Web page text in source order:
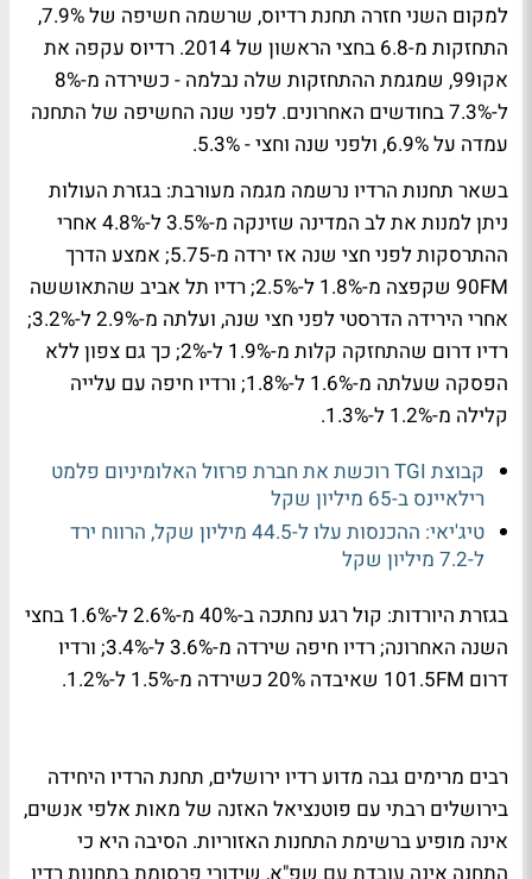
למקום השני חזרה תחנת רדיוס
, שרשמה חשיפה של 7.9%,
התחזקות מ-6.8 בחצי הראשון של 2014. רדיוס עקפה את
אקו99
, שמגמת ההתחזקות שלה נבלמה - כשירדה מ-8%
ל-7.3% בחודשים האחרונים. לפני שנה החשיפה של התחנה
עמדה על 6.9%, ולפני שנה וחצי - 5.3%.
בשאר תחנות הרדיו נרשמה מגמה מעורבת: בגזרת העולות
ניתן למנות אתלב המדינה
שזינקה מ-3.5% ל-4.8% אחרי
ההתרסקות לפני חצי שנה אז ירדה מ-5.75;
אמצע הדרך
90FM שקפצה מ-1.8% ל-2.5%; רדיו תל אביב שהתאוששה
אחרי הירידה הדרסטי לפני חצי שנה, ועלתה מ-2.9% ל-3.2%;
רדיו דרום שהתחזקה קלות מ-1.9% ל-2%; כך גם
צפון ללא
הפסקה שעלתה מ-1.6% ל-1.8%; ו רדיו חיפה עם עלייה
קלילה מ-1.2% ל-1.3%.
קבוצת TGI רוכשת את חברת פרזול האלומיניום פלמט
רילאיינס ב-65 מיליון שקל
טיג'יאי: ההכנסות עלו ל-44.5 מיליון שקל, הרווח ירד
ל-7.2 מיליון שקל
בגזרת היורדות: קול רגע
נחתכה ב-40% מ-2.6% ל-1.6% בחצי
השנה האחרונה; רדיו חיפה שירדה מ-3.6% ל-3.4%; ו
רדיו
דרום 101.5FM
שאיבדה 20% כשירדה מ-1.5% ל-1.2%.
רבים מרימים גבה מדוע רדיו ירושלים, תחנת הרדיו היחידה
בירושלים רבתי עם פוטנציאל האזנה של מאות אלפי אנשים,
אינה מופיע ברשימת התחנות האזוריות. הסיבה היא כי